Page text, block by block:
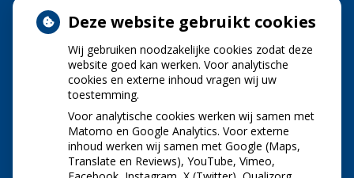
Vrijdag:
08.15 uur - 11.00 uur
NIEUWS
Let op: valse Infomedics-mails over
openstaande rekening
Tanden bleken? Laat het veilig doen!
Gezond tandvlees: de basis voor een gezonde
mond
Deze website gebruikt cookies
Wij gebruiken noodzakelijke cookies zodat deze
website goed kan werken. Voor analytische
cookies en externe inhoud vragen wij uw
toestemming.
Voor analytische cookies werken wij samen met
Matomo en Google Analytics. Voor externe
inhoud werken wij samen met Google (Maps,
Translate en Reviews), YouTube, Vimeo,